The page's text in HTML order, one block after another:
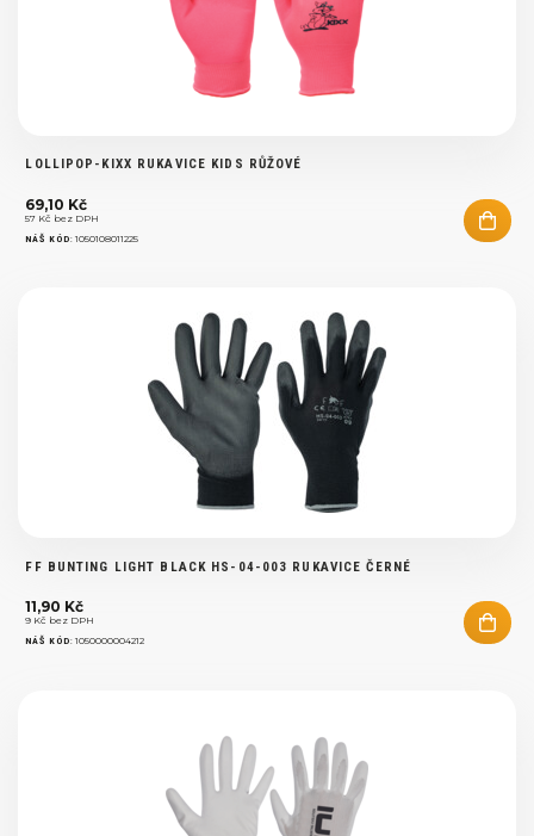
LOLLIPOP-KIXX RUKAVICE KIDS RŮŽOVÉ
69,10 Kč
57 Kč bez DPH
NÁŠ KÓD:1050108011225
FF BUNTING LIGHT BLACK HS-04-003 RUKAVICE ČERNÉ
11,90 Kč
9 Kč bez DPH
NÁŠ KÓD:1050000004212